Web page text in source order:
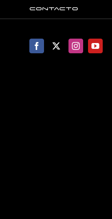
Contacto
Facebook
X Instagram